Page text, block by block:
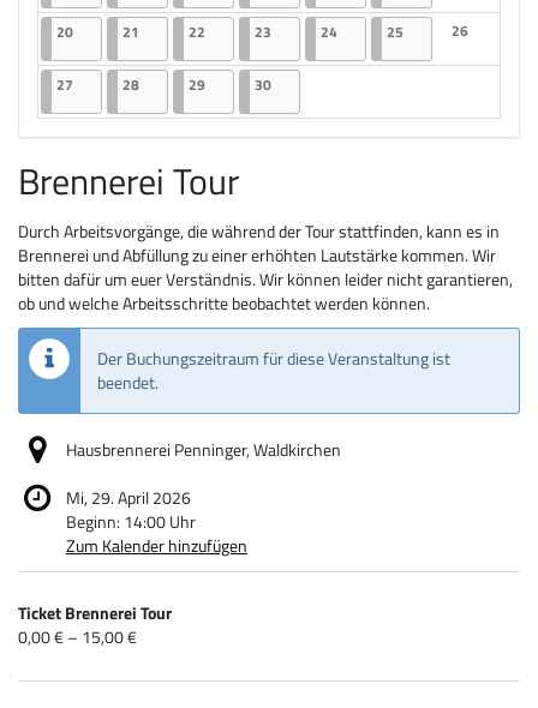
Keine
2020.04.2026
2 Veranstaltungen
21 21.04.2026
2 Veranstaltungen
22 22.04.2026
2 Veranstaltungen
23 23.04.2026
2 Veranstaltungen
2424.04.2026
2 Veranstaltungen
25 25.04.2026
2 Veranstaltungen
26
Keine
27 27.04.2026
2 Veranstaltungen
2828.04.2026
2 Veranstaltungen
2929.04.2026
2 Veranstaltungen
3030.04.2026
2 Veranstaltungen
Brennerei Tour
Durch Arbeitsvorgänge, die während der Tour stattfinden, kann es in
Brennerei und Abfüllung zu einer erhöhten Lautstärke kommen. Wir
bitten dafür um euer Verständnis. Wir können leider nicht garantieren,
ob und welche Arbeitsschritte beobachtet werden können.
Der Buchungszeitraum für diese Veranstaltung ist
beendet.
Hausbrennerei Penninger, Waldkirchen
Mi, 29. April 2026
Beginn: 14:00Uhr
Zum Kalender hinzufügen
Produkte
Unkategorisierte
Produkte
Ticket Brennerei Tour
von
bis
0,00 € – 15,00 €